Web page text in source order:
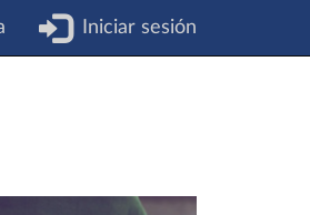
Iniciar sesión